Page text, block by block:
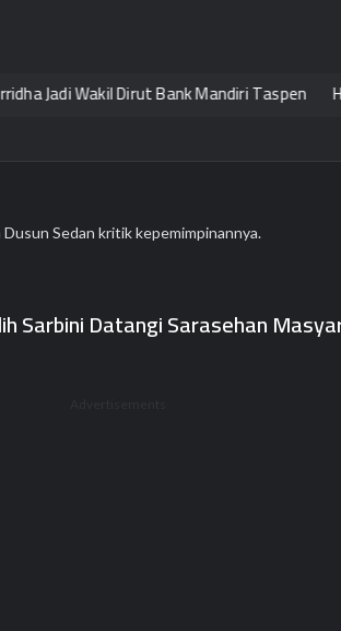
Wakil Dirut Bank Mandiri Taspen
Sedan kritik kepemimpinannya.
Sarbini Datangi Sarasehan